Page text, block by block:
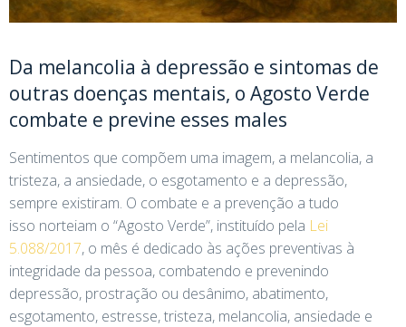
Da melancolia à depressão e sintomas de
outras doenças mentais, o Agosto Verde
combate e previne esses males
Sentimentos que compõem uma imagem, a melancolia, a
tristeza, a ansiedade, o esgotamento e a depressão,
sempre existiram. O combate e a prevenção a tudo
isso norteiam o “Agosto Verde”, instituído pela Lei
5.088/2017, o mês é dedicado às ações preventivas à
integridade da pessoa, combatendo e prevenindo
depressão, prostração ou desânimo, abatimento,
esgotamento, estresse, tristeza, melancolia, ansiedade e